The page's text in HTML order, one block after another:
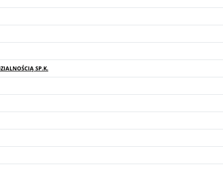
SP.K.